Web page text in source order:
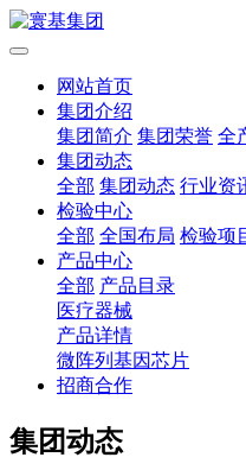
网站首页
集团介绍
集团简介 集团荣誉 全
集团动态
全部 集团动态 行业资
检验中心
全部 全国布局 检验项
产品中心
全部 产品目录
医疗器械
产品详情
微阵列基因芯片
招商合作
集团动态